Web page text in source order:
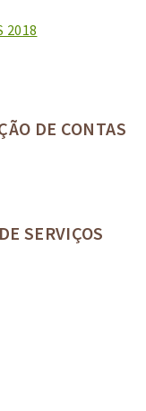
DE CONTAS
SERVIÇOS
2018